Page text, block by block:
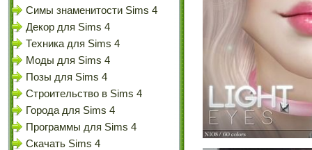
Симы знаменитости Sims 4
Декор для Sims 4
Техника для Sims 4
Моды для Sims 4
Позы для Sims 4
Строительство в Sims 4
Города для Sims 4
Программы для Sims 4
Скачать Sims 4